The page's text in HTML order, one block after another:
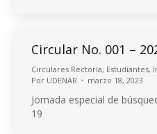
Circular No. 001 –
Circulares Rectoría, Estudiantes,
Por UDENAR marzo 18, 2023
Jornada especial de
19